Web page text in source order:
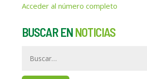
Acceder al número completo
BUSCAR EN NOTICIAS